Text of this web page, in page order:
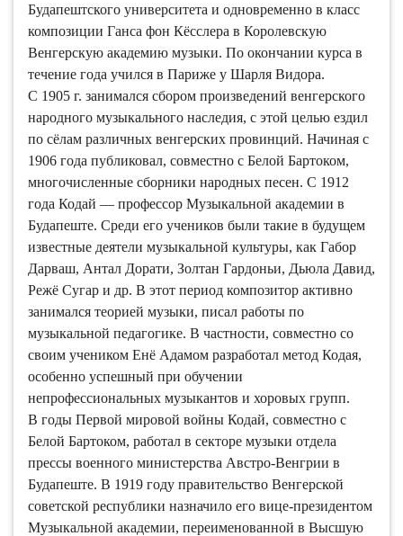
Будапештского университета и одновременно в класс
композиции Ганса фон Кёсслера в Королевскую
Венгерскую академию музыки. По окончании курса в
течение года учился в Париже у Шарля Видора.
С 1905 г. занимался сбором произведений венгерского
народного музыкального наследия, с этой целью ездил
по сёлам различных венгерских провинций. Начиная с
1906 года публиковал, совместно с Белой Бартоком,
многочисленные сборники народных песен. С 1912
года Кодай — профессор Музыкальной академии в
Будапеште. Среди его учеников были такие в будущем
известные деятели музыкальной культуры, как Габор
Дарваш, Антал Дорати, Золтан Гардоньи, Дьюла Давид,
Режё Сугар и др. В этот период композитор активно
занимался теорией музыки, писал работы по
музыкальной педагогике. В частности, совместно со
своим учеником Енё Адамом разработал метод Кодая,
особенно успешный при обучении
непрофессиональных музыкантов и хоровых групп.
В годы Первой мировой войны Кодай, совместно с
Белой Бартоком, работал в секторе музыки отдела
прессы военного министерства Австро-Венгрии в
Будапеште. В 1919 году правительство Венгерской
советской республики назначило его вице-президентом
Музыкальной академии, переименованной в Высшую